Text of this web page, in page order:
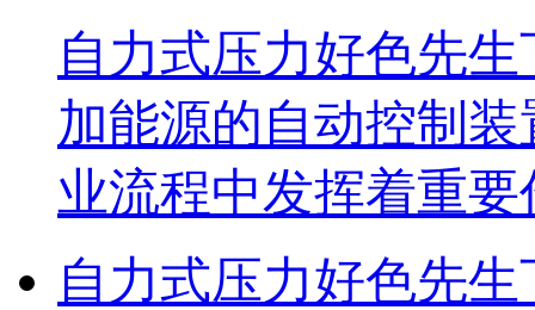
自力式压力好色先生
加能源的自动控制装置
业流程中发挥着重
自力式压力好色先生